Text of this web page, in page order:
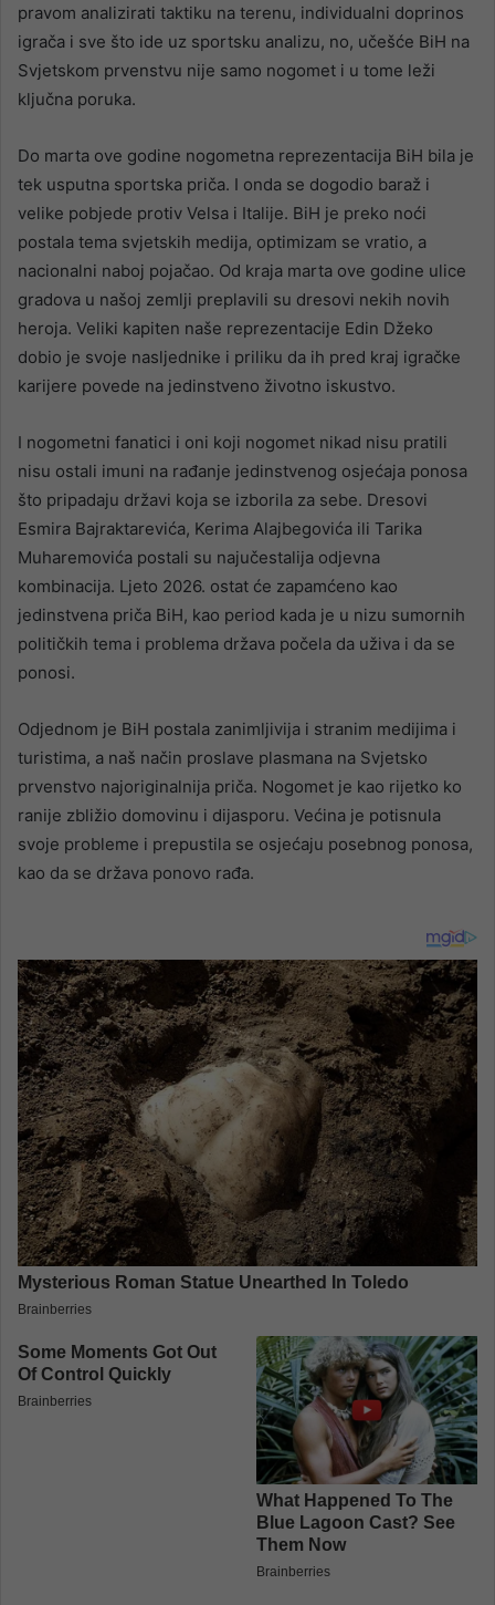
pravom analizirati taktiku na terenu, individualni doprinos
igrača i sve što ide uz sportsku analizu, no, učešće BiH na
Svjetskom prvenstvu nije samo nogomet i u tome leži
ključna poruka.
Do marta ove godine nogometna reprezentacija BiH bila je
tek usputna sportska priča. I onda se dogodio baraž i
velike pobjede protiv Velsa i Italije. BiH je preko noći
postala tema svjetskih medija, optimizam se vratio, a
nacionalni naboj pojačao. Od kraja marta ove godine ulice
gradova u našoj zemlji preplavili su dresovi nekih novih
heroja. Veliki kapiten naše reprezentacije Edin Džeko
dobio je svoje nasljednike i priliku da ih pred kraj igračke
karijere povede na jedinstveno životno iskustvo.
I nogometni fanatici i oni koji nogomet nikad nisu pratili
nisu ostali imuni na rađanje jedinstvenog osjećaja ponosa
što pripadaju državi koja se izborila za sebe. Dresovi
Esmira Bajraktarevića, Kerima Alajbegovića ili Tarika
Muharemovića postali su najučestalija odjevna
kombinacija. Ljeto 2026. ostat će zapamćeno kao
jedinstvena priča BiH, kao period kada je u nizu sumornih
političkih tema i problema država počela da uživa i da se
ponosi.
Odjednom je BiH postala zanimljivija i stranim medijima i
turistima, a naš način proslave plasmana na Svjetsko
prvenstvo najoriginalnija priča. Nogomet je kao rijetko ko
ranije zbližio domovinu i dijasporu. Većina je potisnula
svoje probleme i prepustila se osjećaju posebnog ponosa,
kao da se država ponovo rađa.